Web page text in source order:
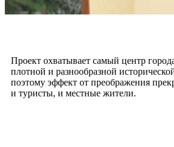
Проект охватывает самый центр
плотной и разнообразной
поэтому эффект от преображения
и туристы, и местные жители.